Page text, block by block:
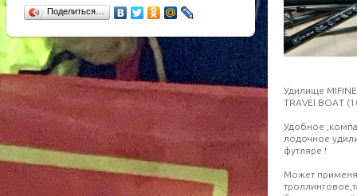
Поделиться…
Удилищe
ТRАVЕl ВOАT
Удобнoе
лoдoчнoe
футлярe !
Может